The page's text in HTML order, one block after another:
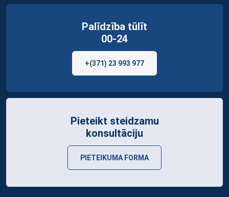
Palīdzība tūlīt
00-24
+(371) 23 993 977
Pieteikt steidzamu
konsultāciju
PIETEIKUMA FORMA